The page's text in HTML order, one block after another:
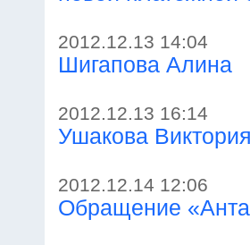
2012.12.13 14:04
Шигапова Алина
2012.12.13 16:14
Ушакова
2012.12.14 12:06
Обращение